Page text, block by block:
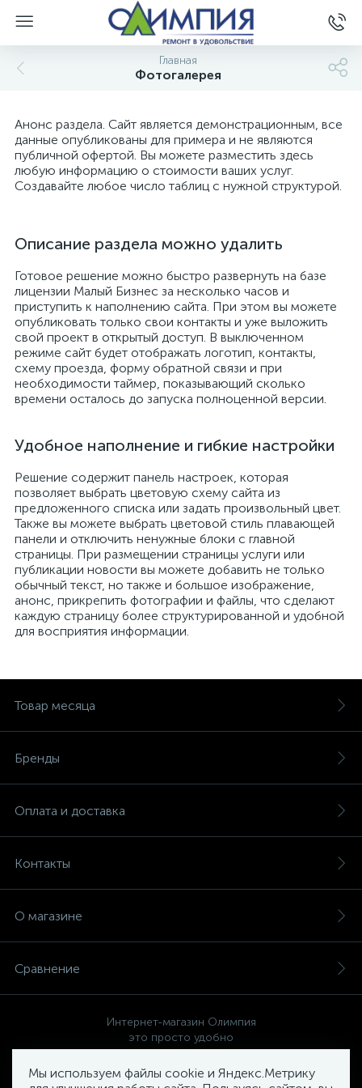
Главная
Фотогалерея
Анонс раздела. Сайт является демонстрационным, все
данные опубликованы для примера и не являются
публичной офертой. Вы можете разместить здесь
любую информацию о стоимости ваших услуг.
Создавайте любое число таблиц с нужной структурой.
Описание раздела можно удалить
Готовое решение можно быстро развернуть на базе
лицензии Малый Бизнес за несколько часов и
приступить к наполнению сайта. При этом вы можете
опубликовать только свои контакты и уже выложить
свой проект в открытый доступ. В выключенном
режиме сайт будет отображать логотип, контакты,
схему проезда, форму обратной связи и при
необходимости таймер, показывающий сколько
времени осталось до запуска полноценной версии.
Удобное наполнение и гибкие настройки
Решение содержит панель настроек, которая
позволяет выбрать цветовую схему сайта из
предложенного списка или задать произвольный цвет.
Также вы можете выбрать цветовой стиль плавающей
панели и отключить ненужные блоки с главной
страницы. При размещении страницы услуги или
публикации новости вы можете добавить не только
обычный текст, но также и большое изображение,
анонс, прикрепить фотографии и файлы, что сделают
каждую страницу более структурированной и удобной
для восприятия информации.
Мы используем файлы cookie и Яндекс.Метрику
Товар месяца
Бренды
Оплата и доставка
Контакты
О магазине
Сравнение
Интернет-магазин Олимпия
это просто удобно